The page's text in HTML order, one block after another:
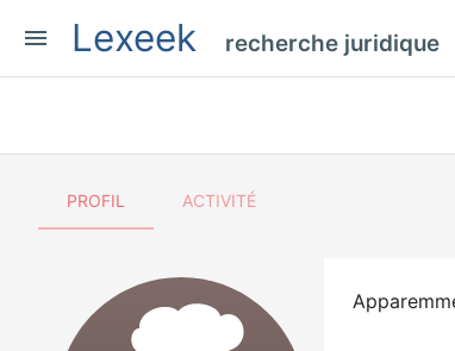
menu Lexeek recherche juridique
PROFIL ACTIVITÉ